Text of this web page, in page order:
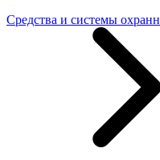
Средства и системы